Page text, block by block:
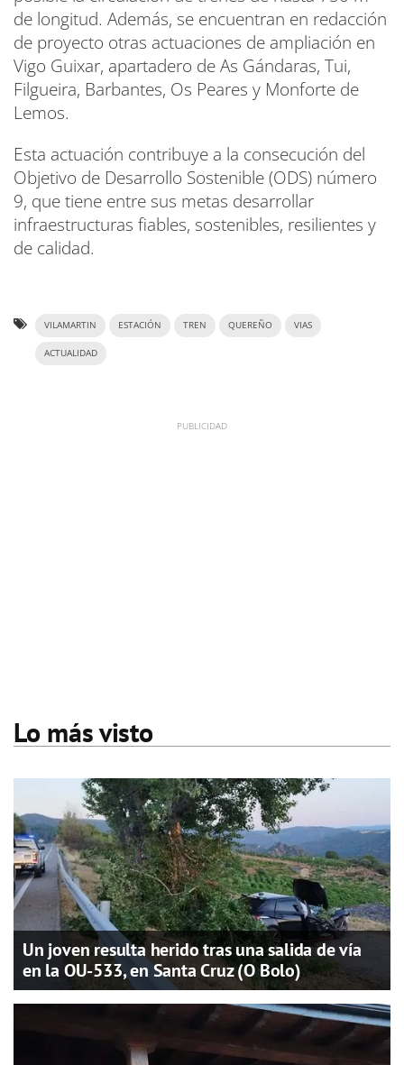
de longitud. Además, se encuentran en redacción
de proyecto otras actuaciones de ampliación en
Vigo Guixar, apartadero de As Gándaras, Tui,
Filgueira, Barbantes, Os Peares y Monforte de
Lemos.
Esta actuación contribuye a la consecución del
Objetivo de Desarrollo Sostenible (ODS) número
9, que tiene entre sus metas desarrollar
infraestructuras fiables, sostenibles, resilientes y
de calidad.
VILAMARTIN ESTACIÓN TREN QUEREÑO VIAS
ACTUALIDAD
Lo más visto
Un joven resulta herido tras una salida de vía
en la OU-533, en Santa Cruz (O Bolo)